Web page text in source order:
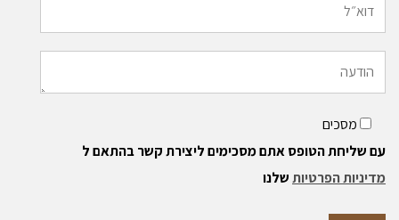
מסכים
עם שליחת הטופס אתם מסכימים ליצירת קשר בהתאם ל
מדיניות הפרטיותשלנו